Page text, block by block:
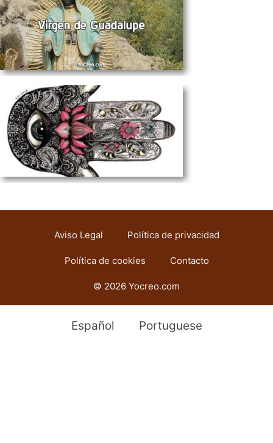
Aviso Legal Política de privacidad
Política de cookies Contacto
© 2026 Yocreo.com
Español Portuguese